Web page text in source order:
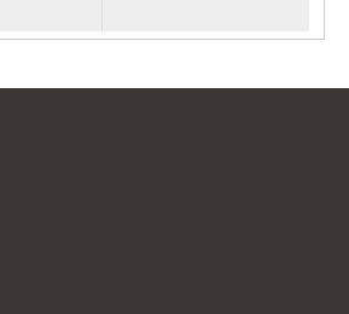
2021-2022
2020-2021